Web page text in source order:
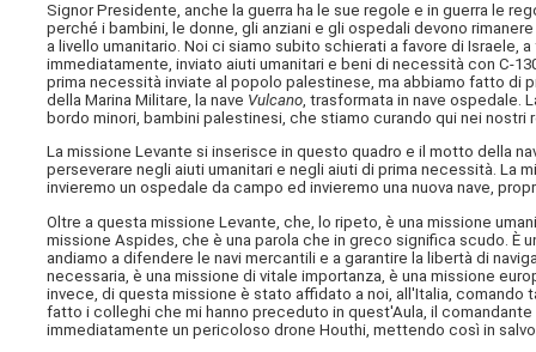
Signor Presidente, anche la guerra ha le sue regole e in guerra le
perché i bambini, le donne, gli anziani e gli ospedali devono
a livello umanitario. Noi ci siamo subito schierati a favore di Israele,
immediatamente, inviato aiuti umanitari e beni di necessità con C-
prima necessità inviate al popolo palestinese, ma abbiamo fatto di
della Marina Militare, la nave Vulcano, trasformata in nave ospedale.
bordo minori, bambini palestinesi, che stiamo curando qui nei nostri
La missione Levante si inserisce in questo quadro e il motto della
perseverare negli aiuti umanitari e negli aiuti di prima necessità. La
invieremo un ospedale da campo ed invieremo una nuova nave,
Oltre a questa missione Levante, che, lo ripeto, è una missione
missione Aspides, che è una parola che in greco significa scudo.
andiamo a difendere le navi mercantili e a garantire la libertà di
necessaria, è una missione di vitale importanza, è una missione
invece, di questa missione è stato affidato a noi, all'Italia,
fatto i colleghi che mi hanno preceduto in quest'Aula, il
immediatamente un pericoloso drone Houthi, mettendo così in